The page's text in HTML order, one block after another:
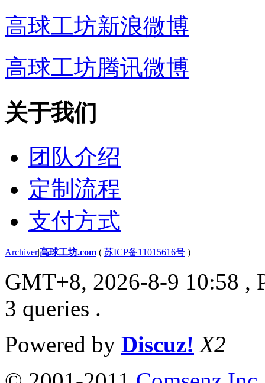
高球工坊新浪微博
高球工坊腾讯微博
关于我们
团队介绍
定制流程
支付方式
Archiver|高球工坊.com ( 苏ICP备11015616号 )
GMT+8, 2026-8-9 10:58 ,
3 queries .
Powered by Discuz! X2